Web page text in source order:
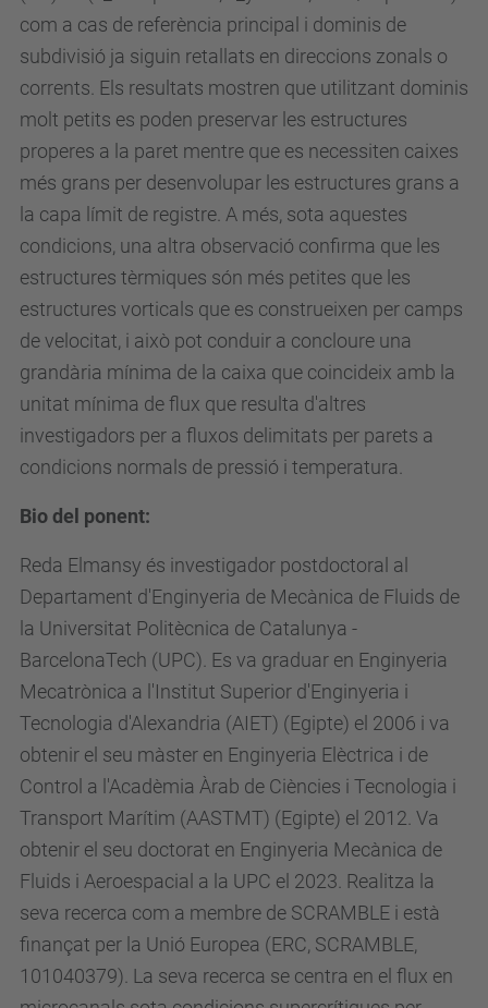
-
w
a
l
l
-
b
o
u
n
d
e
d
-
h
i
h
-
p
r
e
s
s
u
e
-
t
r
a
com a cas de referència principal i dominis de
subdivisió ja siguin retallats en direccions zonals o
corrents. Els resultats mostren que utilitzant dominis
molt petits es poden preservar les estructures
properes a la paret mentre que es necessiten caixes
més grans per desenvolupar les estructures grans a
la capa límit de registre. A més, sota aquestes
condicions, una altra observació confirma que les
estructures tèrmiques són més petites que les
estructures vorticals que es construeixen per camps
de velocitat, i això pot conduir a concloure una
grandària mínima de la caixa que coincideix amb la
unitat mínima de flux que resulta d'altres
investigadors per a fluxos delimitats per parets a
condicions normals de pressió i temperatura.
Bio del ponent:
Reda Elmansy és investigador postdoctoral al
Departament d'Enginyeria de Mecànica de Fluids de
la Universitat Politècnica de Catalunya -
BarcelonaTech (UPC). Es va graduar en Enginyeria
Mecatrònica a l'Institut Superior d'Enginyeria i
Tecnologia d'Alexandria (AIET) (Egipte) el 2006 i va
obtenir el seu màster en Enginyeria Elèctrica i de
Control a l'Acadèmia Àrab de Ciències i Tecnologia i
Transport Marítim (AASTMT) (Egipte) el 2012. Va
obtenir el seu doctorat en Enginyeria Mecànica de
Fluids i Aeroespacial a la UPC el 2023. Realitza la
seva recerca com a membre de SCRAMBLE i està
finançat per la Unió Europea (ERC, SCRAMBLE,
101040379). La seva recerca se centra en el flux en